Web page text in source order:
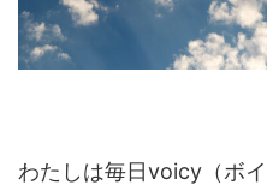
わたしは毎日voicy（ボ